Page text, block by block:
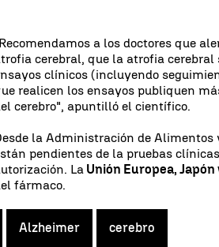
a los doctores que
cerebral, que la atrofia
clínicos (incluyendo
realicen los ensayos publiquen
cerebro", apuntilló el científico.
la Administración de Alimentos
pendientes de la pruebas
La Unión Europea,
fármaco.
Alzheimer cerebro